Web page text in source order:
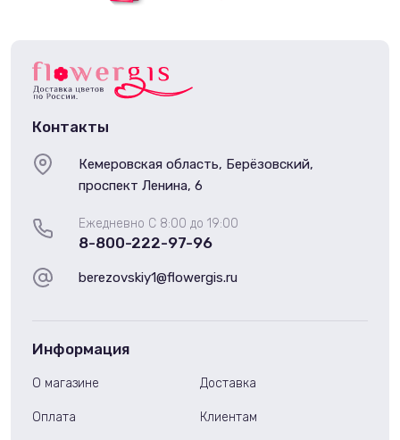
Контакты
Ежедневно С 8:00 до 19:00
8-800-222-97-96
Кемеровская область, Берёзовский,
проспект Ленина, 6
berezovskiy1@flowergis.ru
Информация
О магазине Доставка
Оплата Клиентам